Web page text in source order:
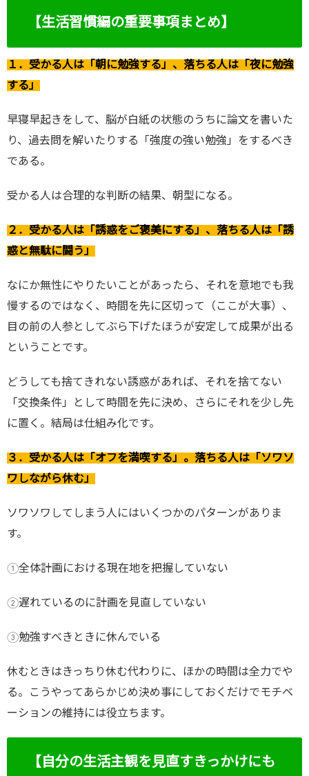
【生活習慣編の重要事項まとめ】
１．受かる人は「朝に勉強する」、落ちる人は「夜に勉強
する」
早寝早起きをして、脳が白紙の状態のうちに論文を書いた
り、過去問を解いたりする「強度の強い勉強」をするべき
である。
受かる人は合理的な判断の結果、朝型になる。
２．受かる人は「誘惑をご褒美にする」、落ちる人は「誘
惑と無駄に闘う」
なにか無性にやりたいことがあったら、それを意地でも我
慢するのではなく、時間を先に区切って（ここが大事）、
目の前の人参としてぶら下げたほうが安定して成果が出る
ということです。
どうしても捨てきれない誘惑があれば、それを捨てない
「交換条件」として時間を先に決め、さらにそれを少し先
に置く。結局は仕組み化です。
３．受かる人は「オフを満喫する」。落ちる人は「ソワソ
ワしながら休む」
ソワソワしてしまう人にはいくつかのパターンがありま
す。
①全体計画における現在地を把握していない
②遅れているのに計画を見直していない
③勉強すべきときに休んでいる
休むときはきっちり休む代わりに、ほかの時間は全力でや
る。こうやってあらかじめ決め事にしておくだけでモチベ
ーションの維持には役立ちます。
【自分の生活主観を見直すきっかけにも